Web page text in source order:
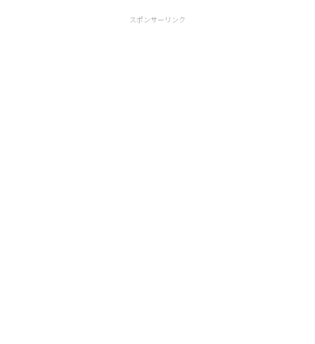
スポンサーリンク